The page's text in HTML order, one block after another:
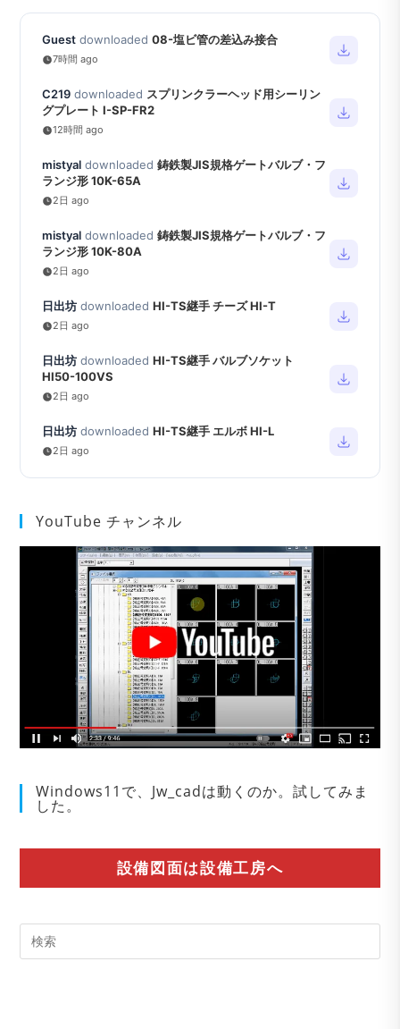
Guest downloaded 08-塩ビ管の差込み接合
7時間 ago
C219 downloaded スプリンクラーヘッド用シーリン
グプレート I-SP-FR2
12時間 ago
mistyal downloaded 鋳鉄製JIS規格ゲートバルブ・フ
ランジ形 10K-65A
2日 ago
mistyal downloaded 鋳鉄製JIS規格ゲートバルブ・フ
ランジ形 10K-80A
2日 ago
日出坊 downloaded HI-TS継手 チーズ HI-T
2日 ago
日出坊 downloaded HI-TS継手 バルブソケット
HI50-100VS
2日 ago
日出坊 downloaded HI-TS継手 エルボ HI-L
2日 ago
YouTube チャンネル
Windows11で、Jw_cadは動くのか。試してみま
した。
設備図面は設備工房へ